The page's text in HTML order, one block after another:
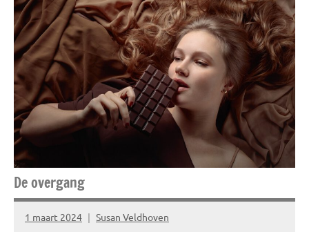
Inspiratie
Lifestyle
Nieuwtjes
Relatie
De overgang
1 maart 2024 Susan Veldhoven
Geen